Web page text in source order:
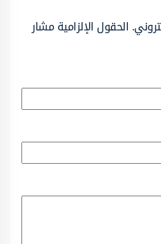
الحقول الإلزامية مشار